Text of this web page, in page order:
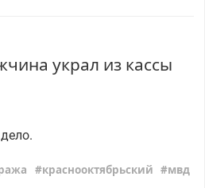
украл из кассы
краснооктябрьский мвд